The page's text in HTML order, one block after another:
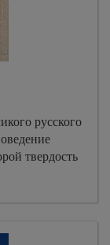
русского
твердость